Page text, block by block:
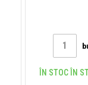
ÎN STOC ÎN